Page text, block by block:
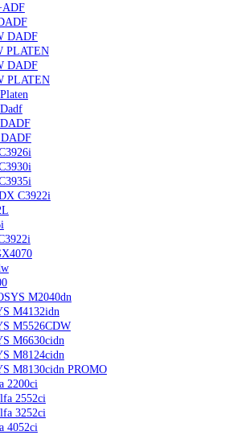
DADF
PLATEN
DADF
PLATEN
C3922i
M2040dn
M4132idn
M5526CDW
M6630cidn
M8124cidn
M8130cidn PROMO
2200ci
2552ci
3252ci
4052ci